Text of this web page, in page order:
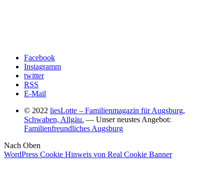
Facebook
Instagramm
twitter
RSS
E-Mail
© 2022 liesLotte – Familienmagazin für Augsburg,
Schwaben, Allgäu. — Unser neustes Angebot:
Familienfreundliches Augsburg
Nach Oben
WordPress Cookie Hinweis von Real Cookie Banner